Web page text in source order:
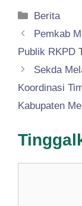
Kategori
Berita
Pemkab
Publik RKPD
Sekda
Koordinasi
Kabupaten